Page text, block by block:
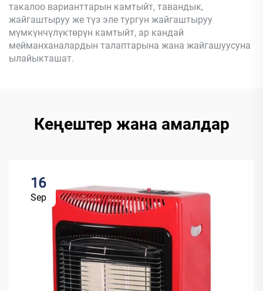
такалоо варианттарын камтыйт, тавандык,
жайгаштыруу же түз эле тургун жайгаштыруу
мүмкүнчүлүктөрүн камтыйт, ар кандай
мейманханалардын талаптарына жана жайгашуусуна
ылайыкташат.
Кеңештер жана амалдар
16
Sep